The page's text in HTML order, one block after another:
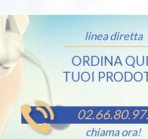
linea diretta
ORDINA
TUOI
chiama ora!